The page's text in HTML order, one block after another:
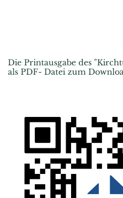
Die Printausgabe des
als PDF- Datei zum